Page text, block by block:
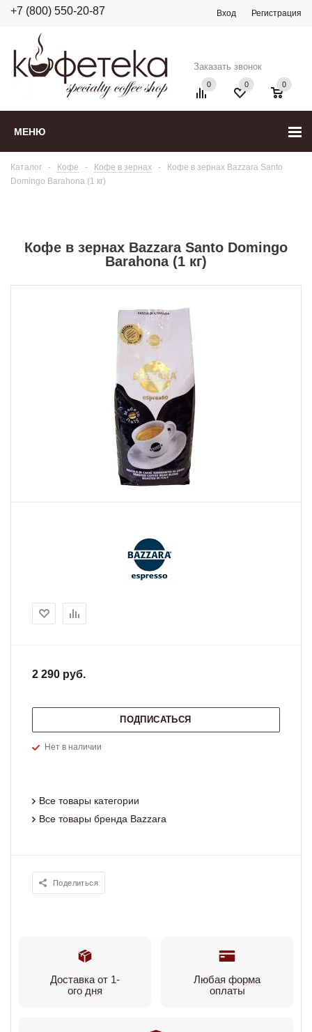
+7 (800) 550-20-87 Вход Регистрация
МЕНЮ
Заказать звонок
0 0
0
Каталог - Кофе - Кофе в зернах -
Кофе в зернах Bazzara Santo
Domingo Barahona (1 кг)
Кофе в зернах Bazzara Santo Domingo
Barahona (1 кг)
2 290 руб.
ПОДПИСАТЬСЯ
Нет в наличии
Все товары категории
Все товары бренда Bazzara
Поделиться
Доставка от 1-
ого дня
Любая форма
оплаты